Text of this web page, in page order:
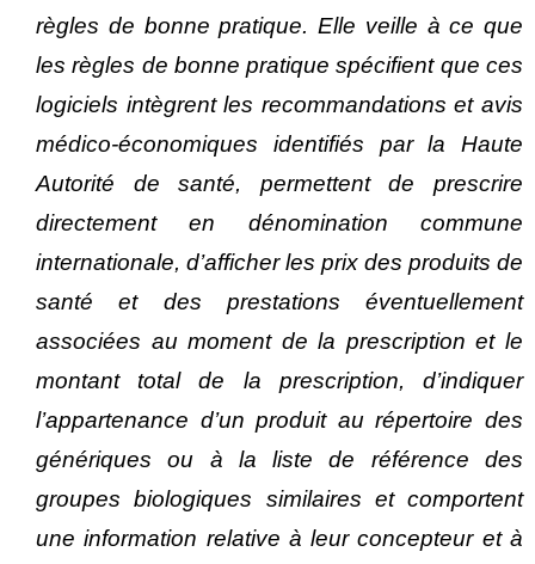
règles de bonne pratique. Elle veille à ce que
les règles de bonne pratique spécifient que ces
logiciels intègrent les recommandations et avis
médico-économiques identifiés par la Haute
Autorité de santé, permettent de prescrire
directement en dénomination commune
internationale, d’afficher les prix des produits de
santé et des prestations éventuellement
associées au moment de la prescription et le
montant total de la prescription, d’indiquer
l’appartenance d’un produit au répertoire des
génériques ou à la liste de référence des
groupes biologiques similaires et comportent
une information relative à leur concepteur et à